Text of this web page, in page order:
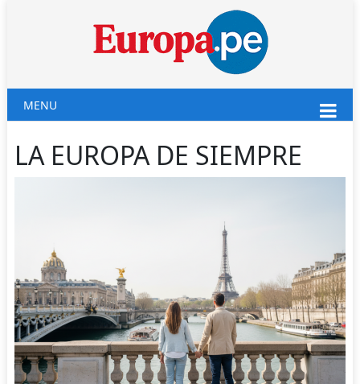
MENU
LA EUROPA DE SIEMPRE